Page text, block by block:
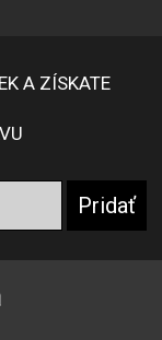
A ZÍSKATE